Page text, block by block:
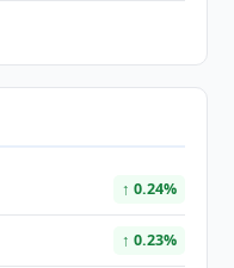
↑ 0.24%
↑ 0.23%